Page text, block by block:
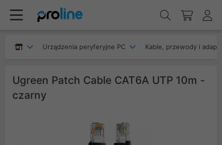
Urządzenia peryferyjne PC Kable, przewody i
Ugreen Patch Cable CAT6A UTP 10m -
czarny